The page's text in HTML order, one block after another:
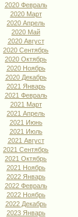
2020 Февраль
2020 Март
2020 Апрель
2020 Май
2020 Август
2020 Сентябрь
2020 Октябрь
2020 Ноябрь
2020 Декабрь
2021 Январь
2021 Февраль
2021 Март
2021 Апрель
2021 Июнь
2021 Июль
2021 Август
2021 Сентябрь
2021 Октябрь
2021 Ноябрь
2022 Январь
2022 Февраль
2022 Ноябрь
2022 Декабрь
2023 Январь